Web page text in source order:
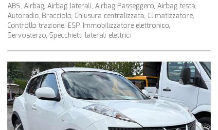
ABS, Airbag, Airbag laterali, Airbag Passeggero, Airbag testa,
Autoradio, Bracciolo, Chiusura centralizzata, Climatizzatore,
Controllo trazione, ESP, Immobilizzatore elettronico,
Servosterzo, Specchietti laterali elettrici